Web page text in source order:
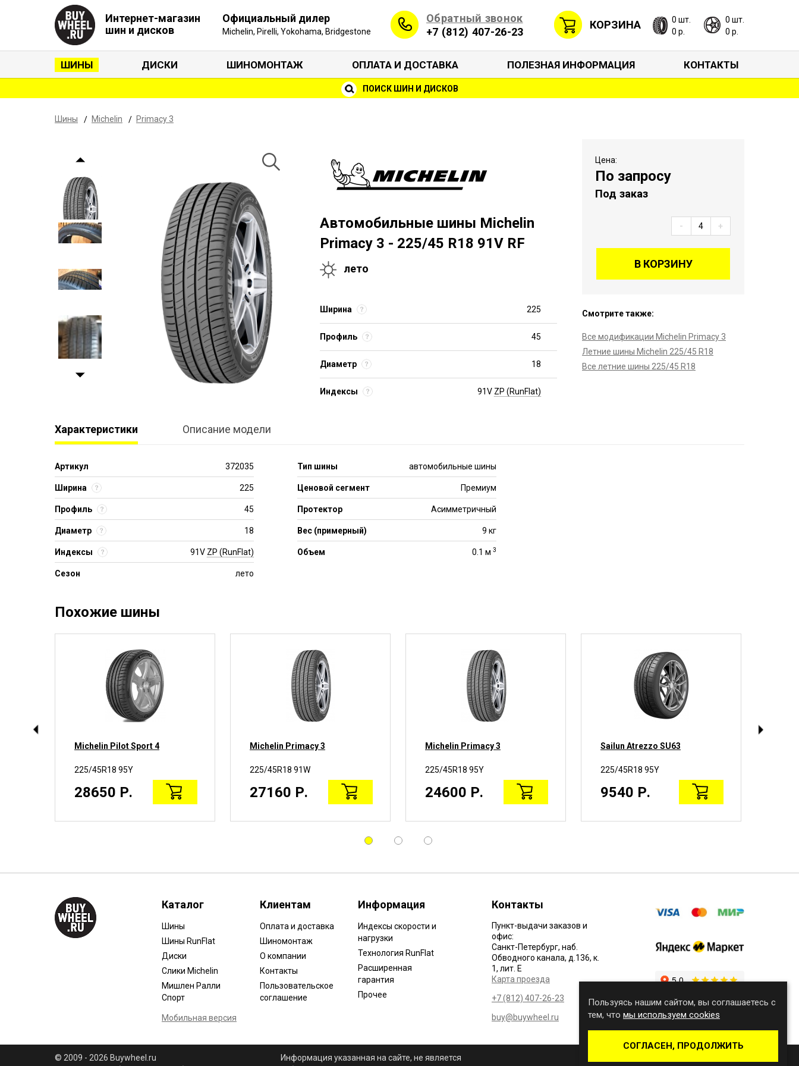
Интернет-магазин
шин и дисков
Официальный дилер
Michelin, Pirelli, Yokohama, Bridgestone
Обратный звонок
+7 (812) 407-26-23
КОРЗИНА
0 шт.
0 р.
0 шт.
0 р.
ШИНЫ ДИСКИ ШИНОМОНТАЖ ОПЛАТА И ДОСТАВКА ПОЛЕЗНАЯ ИНФОРМАЦИЯ КОНТАКТЫ
ПОИСК ШИН И ДИСКОВ
Шины Michelin Primacy 3
Автомобильные шины Michelin
Primacy 3 - 225/45 R18 91V RF
лето
Ширина 225
Профиль 45
Диаметр 18
Индексы 91V ZP (RunFlat)
Цена:
По запросу
Под заказ
- +
В КОРЗИНУ
Смотрите также:
Все модификации Michelin Primacy 3
Летние шины Michelin 225/45 R18
Все летние шины 225/45 R18
Характеристики Описание модели
Артикул 372035
Ширина 225
Профиль 45
Диаметр 18
Индексы 91V ZP (RunFlat)
Сезон лето
Тип шины автомобильные шины
Ценовой сегмент Премиум
Протектор Асимметричный
Вес (примерный) 9 кг
Объем 0.1 м 3
Похожие шины
Michelin Pilot Sport 4
225/45R18 95Y
28650 Р.
Michelin Primacy 3
225/45R18 91W
27160 Р.
Michelin Primacy 3
225/45R18 95Y
24600 Р.
Sailun Atrezzo SU63
225/45R18 95Y
9540 Р.
Каталог
Шины
Шины RunFlat
Диски
Слики Michelin
Мишлен Ралли
Спорт
Мобильная версия
Клиентам
Оплата и доставка
Шиномонтаж
О компании
Контакты
Пользовательское
соглашение
Информация
Индексы скорости и
нагрузки
Технология RunFlat
Расширенная
гарантия
Прочее
Контакты
Пункт-выдачи заказов и
офис:
Санкт-Петербург, наб.
Обводного канала, д.136, к.
1, лит. Е
Карта проезда
+7 (812) 407-26-23
buy@buywheel.ru
© 2009 - 2026 Buywheel.ru
Информация указанная на сайте, не является
Пользуясь нашим сайтом, вы соглашаетесь с
тем, что мы используем cookies
СОГЛАСЕН, ПРОДОЛЖИТЬ